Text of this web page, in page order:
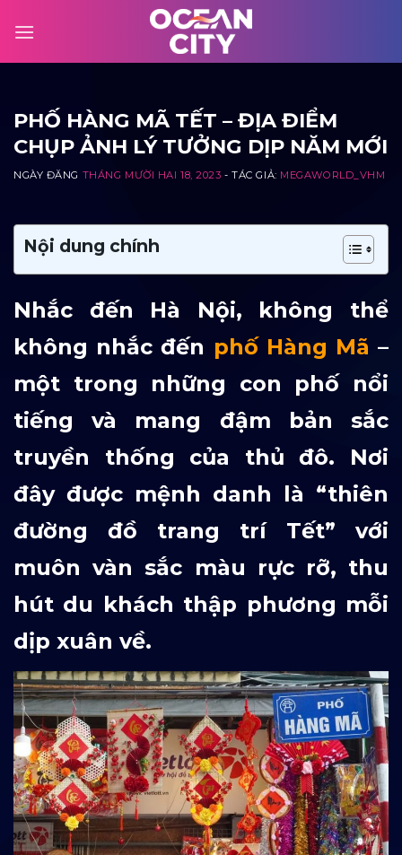
PHỐ HÀNG MÃ TẾT – ĐỊA ĐIỂM
CHỤP ẢNH LÝ TƯỞNG DỊP NĂM MỚI
NGÀY ĐĂNG THÁNG MƯỜI HAI 18, 2023 - TÁC GIẢ: MEGAWORLD_VHM
Nội dung chính
Nhắc đến Hà Nội, không thể
không nhắc đến phố Hàng Mã –
một trong những con phố nổi
tiếng và mang đậm bản sắc
truyền thống của thủ đô. Nơi
đây được mệnh danh là “thiên
đường đồ trang trí Tết” với
muôn vàn sắc màu rực rỡ, thu
hút du khách thập phương mỗi
dịp xuân về.